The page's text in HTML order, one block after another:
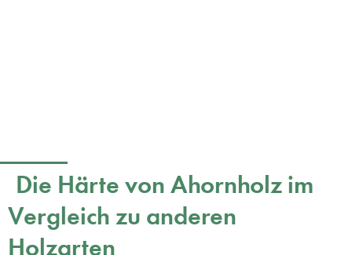
Die Härte von Ahornholz im
Vergleich zu anderen
Holzarten